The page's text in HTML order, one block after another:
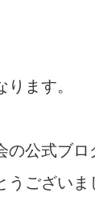
ます。
の公式ブ
うございま